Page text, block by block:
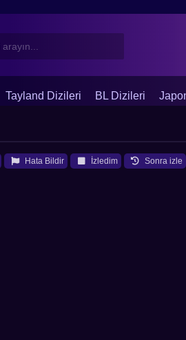
Tayland Dizileri BL Dizileri
Sonra izle
İzledim
Hata Bildir